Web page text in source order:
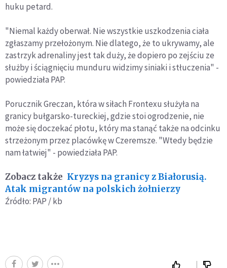
huku petard.
"Niemal każdy oberwał. Nie wszystkie uszkodzenia ciała
zgłaszamy przełożonym. Nie dlatego, że to ukrywamy, ale
zastrzyk adrenaliny jest tak duży, że dopiero po zejściu ze
służby i ściągnięciu munduru widzimy siniaki i stłuczenia" -
powiedziała PAP.
Porucznik Greczan, która w siłach Frontexu służyła na
granicy bułgarsko-tureckiej, gdzie stoi ogrodzenie, nie
może się doczekać płotu, który ma stanąć także na odcinku
strzeżonym przez placówkę w Czeremsze. "Wtedy będzie
nam łatwiej" - powiedziała PAP.
Zobacz także Kryzys na granicy z Białorusią.
Atak migrantów na polskich żołnierzy
Źródło: PAP / kb